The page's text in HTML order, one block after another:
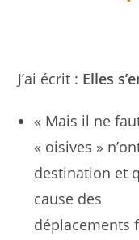
J’ai écrit : Elles
« Mais il ne
« oisives »
destination et
cause des
déplacements